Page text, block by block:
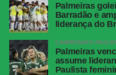
Palmeiras
Barradão e
liderança do
CAMPEONATO
Palmeiras
assume
Paulista